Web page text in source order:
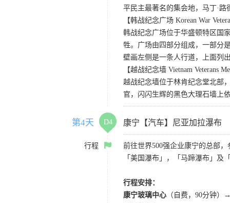
平民主最著名的集会地，马丁·
【韩战纪念广场 Korean War
韩战纪念广场位于华盛顿特区国
牲。广场由四部分组成，一部分
壁画左侧是一条人行道，上面列
【越战纪念墙 Vietnam Veterans
越战纪念墙位于林肯纪念堂北部
官，闪闪生辉的黑色大理石墙上
第4天 D4 康宁【汽车】尼亚加拉瀑布
行程
前往世界500强企业康宁的总部
「美国瀑布」，「马蹄瀑布」
行程安排：
康宁玻璃中心 （自费，90分钟